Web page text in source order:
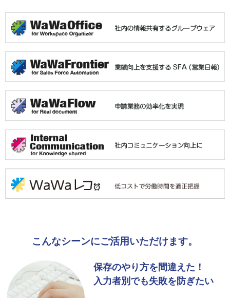
こんなシーンにご活用いただけます。
保存のやり方を間違えた！
入力者別でも失敗を防ぎたい